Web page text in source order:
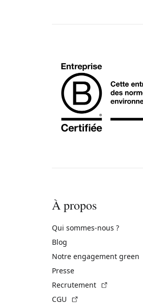
À propos
Qui sommes-nous ?
Blog
Notre engagement green
Presse
Recrutement
CGU